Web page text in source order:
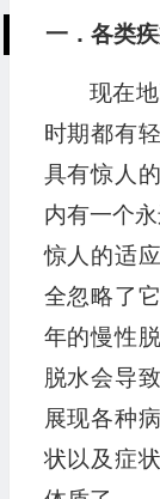
一．各类
现在
时期都有
具有惊人
内有一个
惊人的适
全忽略了
年的慢性
脱水会导
展现各种
状以及症